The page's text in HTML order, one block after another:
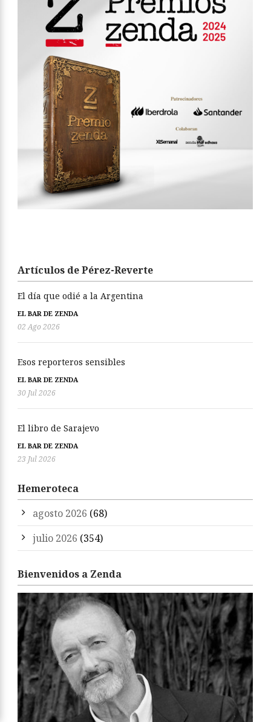
Artículos de Pérez-Reverte
El día que odié a la Argentina
EL BAR DE ZENDA
02 Ago 2026
Esos reporteros sensibles
EL BAR DE ZENDA
30 Jul 2026
El libro de Sarajevo
EL BAR DE ZENDA
23 Jul 2026
Hemeroteca
agosto 2026 (68)
julio 2026 (354)
Bienvenidos a Zenda